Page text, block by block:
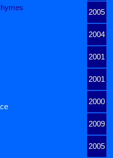
2005
2004
2001
2001
2000
2009
2005